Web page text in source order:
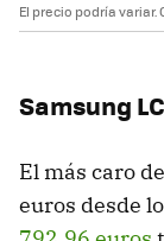
El precio podría
Samsung
El más caro
euros desde